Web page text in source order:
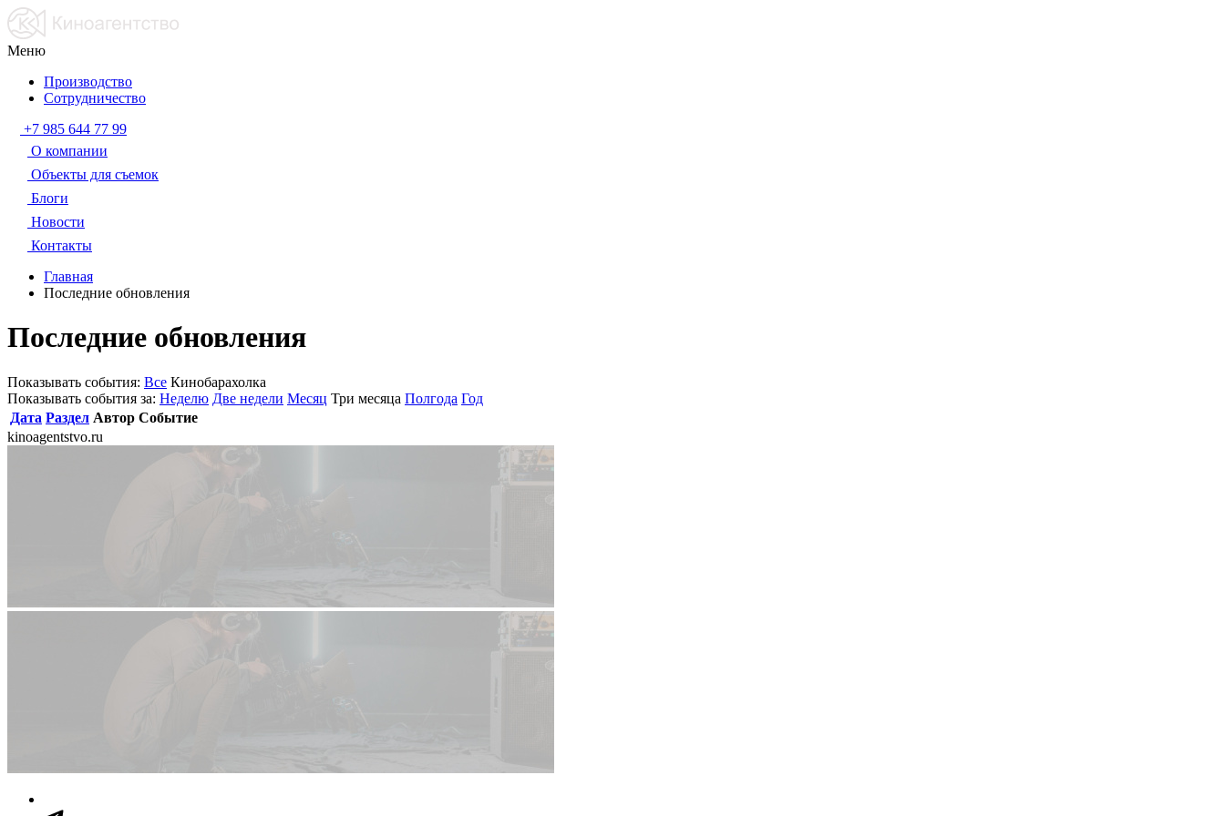
Меню
Производство
Сотрудничество
+7 985 644 77 99
О компании
Объекты для съемок
Блоги
Новости
Контакты
Главная
Последние обновления
Последние обновления
Показывать события: Все Кинобарахолка
Показывать события за: Неделю Две недели Месяц Три месяца Полгода Год
Дата Раздел Автор Событие
kinoagentstvo.ru